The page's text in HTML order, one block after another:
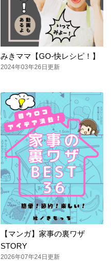
みきママ【GO-快レシピ！】
2024年03年26日更新
【マンガ】家事の裏ワザ
STORY
2026年07年24日更新